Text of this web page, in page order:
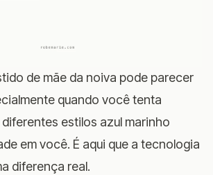
de mãe da noiva pode parecer
quando você tenta
estilos azul marinho
em você. É aqui que a tecnologia
diferença real.